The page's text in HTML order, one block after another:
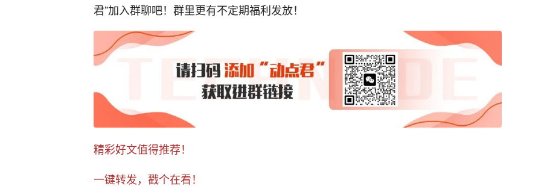
君”加入群聊吧！群里更有不定期福利发放！
精彩好文值得推荐！
一键转发，戳个在看！